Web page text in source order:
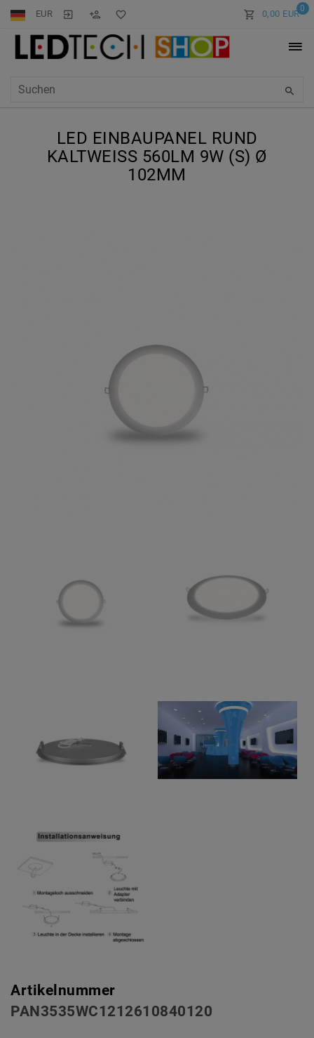
EUR 0
0,00 EUR
LED EINBAUPANEL RUND
KALTWEISS 560LM 9W (S) Ø 1
02MM
Artikelnummer
PAN3535WC1212610840120